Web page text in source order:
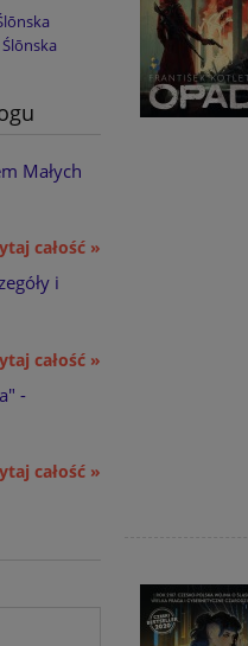
Małych
całość »
i
całość »
-
całość »